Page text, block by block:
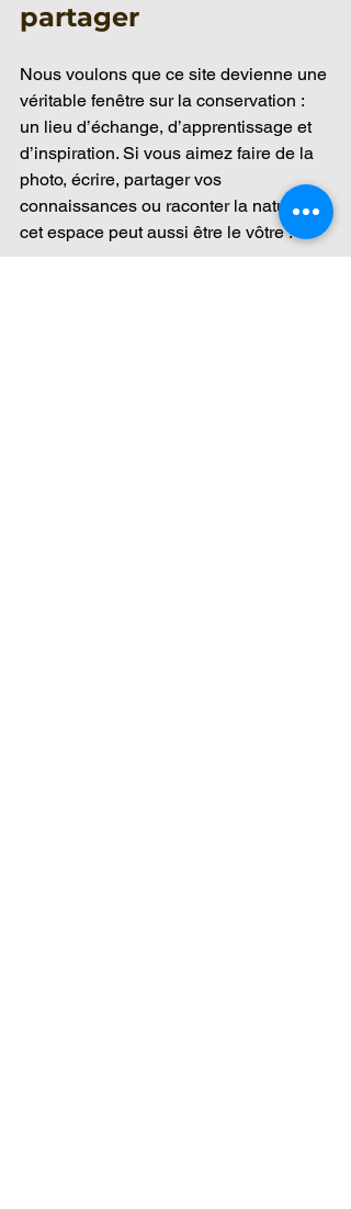
partager
Nous voulons que ce site devienne une
véritable fenêtre sur la conservation :
un lieu d’échange, d’apprentissage et
d’inspiration. Si vous aimez faire de la
photo, écrire, partager vos
connaissances ou raconter la nature,
cet espace peut aussi être le vôtre !